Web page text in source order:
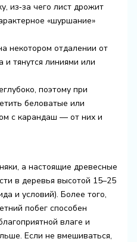
из‑за чего лист дрожит
«шуршание»
некотором отдалении от
и тянутся линиями или
поэтому при
беловатые или
с карандаш — от них и
а настоящие древесные
в деревья высотой 15–25
и условий). Более того,
побег способен
влаге и
Если не вмешиваться,